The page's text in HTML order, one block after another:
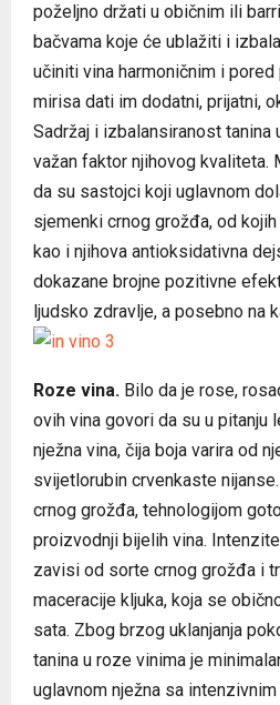
poželjno držati u običnim ili
bačvama koje će ublažiti i
učiniti vina harmoničnim i
mirisa dati im dodatni, prijatni,
Sadržaj i izbalansiranost tanina
važan faktor njihovog kvaliteta.
da su sastojci koji uglavnom
sjemenki crnog grožđa, od
kao i njihova antioksidativna
dokazane brojne pozitivne
ljudsko zdravlje, a posebno na
Roze vina. Bilo da je rose,
ovih vina govori da su u pitanju
nježna vina, čija boja varira od
svijetlorubin crvenkaste
crnog grožđa, tehnologijom
proizvodnji bijelih vina.
zavisi od sorte crnog grožđa i
maceracije kljuka, koja se
sata. Zbog brzog uklanjanja
tanina u roze vinima je
uglavnom nježna sa